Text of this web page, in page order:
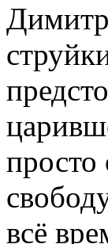
просто
всё